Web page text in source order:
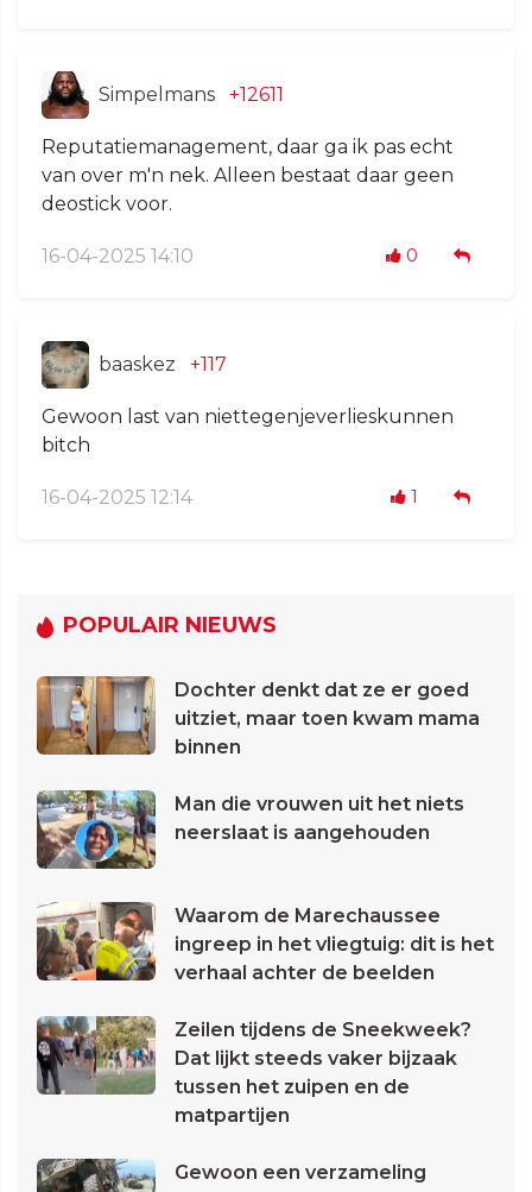
Simpelmans +12611
Reputatiemanagement, daar ga ik pas echt
van over m'n nek. Alleen bestaat daar geen
deostick voor.
16-04-2025 14:10 0
baaskez +117
Gewoon last van niettegenjeverlieskunnen
bitch
16-04-2025 12:14 1
POPULAIR NIEUWS
Dochter denkt dat ze er goed
uitziet, maar toen kwam mama
binnen
Man die vrouwen uit het niets
neerslaat is aangehouden
Waarom de Marechaussee
ingreep in het vliegtuig: dit is het
verhaal achter de beelden
Zeilen tijdens de Sneekweek?
Dat lijkt steeds vaker bijzaak
tussen het zuipen en de
matpartijen
Gewoon een verzameling